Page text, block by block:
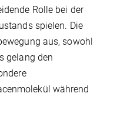
Rolle bei der
spielen. Die
aus, sowohl
gelang den
während